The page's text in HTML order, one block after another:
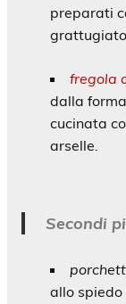
preparati
grattugiato.
fregola
dalla
cucinata
arselle.
Secondi
allo spiedo